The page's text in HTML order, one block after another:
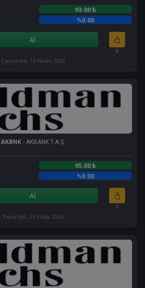
93.00 ₺
%0.00
Al
0
Çarşamba, 15 Nisan 2026
AKBNK - AKBANK T.A.Ş.
95.00 ₺
%0.00
Al
1
Pazartesi, 19 Ocak 2026